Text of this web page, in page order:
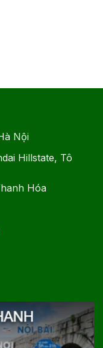
Nội
Hillstate, Tô
Hóa